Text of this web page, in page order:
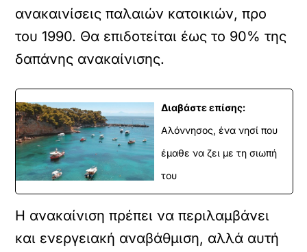
ανακαινίσεις παλαιών κατοικιών, προ
του 1990. Θα επιδοτείται έως το 90% της
δαπάνης ανακαίνισης.
Διαβάστε επίσης:
Αλόννησος, ένα νησί που
έμαθε να ζει με τη σιωπή
του
Η ανακαίνιση πρέπει να περιλαµβάνει
και ενεργειακή αναβάθµιση, αλλά αυτή